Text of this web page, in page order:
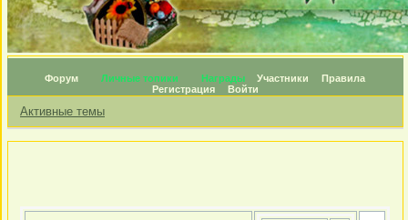
Форум Личные топики Награды Участники
Правила
Регистрация
Войти
Активные темы